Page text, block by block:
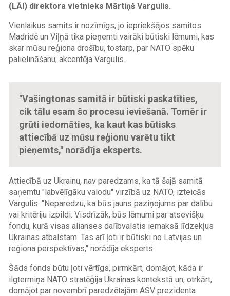
(LĀI) direktora vietnieks Mārtiņš Vargulis.
Vienlaikus samits ir nozīmīgs, jo iepriekšējos samitos
Madridē un Viļņā tika pieņemti vairāki būtiski lēmumi, kas
skar mūsu reģiona drošību, tostarp, par NATO spēku
palielināšanu, akcentēja Vargulis.
"Vašingtonas samitā ir būtiski paskatīties,
cik tālu esam šo procesu ieviešanā. Tomēr ir
grūti iedomāties, ka kaut kas būtisks
attiecībā uz mūsu reģionu varētu tikt
pieņemts," norādīja eksperts.
Attiecībā uz Ukrainu, nav paredzams, ka tā šajā samitā
saņemtu "labvēlīgāku valodu" virzībā uz NATO, izteicās
Vargulis. "Neparedzu, ka būs jauns paziņojums par dalību
vai kritēriju izpildi. Visdrīzāk, būs lēmumi par atsevišķu
fondu, kurā visas alianses dalībvalstis iemaksā līdzekļus
Ukrainas atbalstam. Tas arī ļoti ir būtiski no Latvijas un
reģiona perspektīvas," norādīja eksperts.
Šāds fonds būtu ļoti vērtīgs, pirmkārt, domājot, kāda ir
ilgtermiņa NATO stratēģija Ukrainas kontekstā un, otrkārt,
domājot par novembrī paredzētajām ASV prezidenta